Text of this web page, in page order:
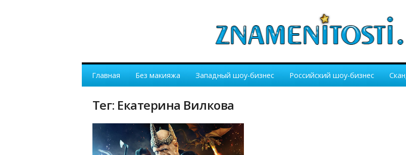
Главная Без макияжа Западный шоу-бизнес Российский шоу-бизнес
Тег: Екатерина Вилкова